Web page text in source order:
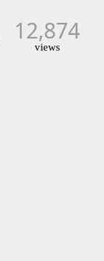
12,874
views